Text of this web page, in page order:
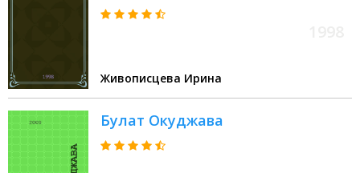
Живописцева Ирина
Булат Окуджава